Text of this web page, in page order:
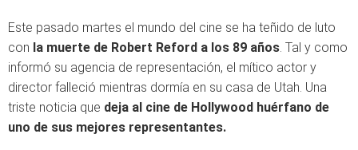
Este pasado martes el mundo del cine se ha teñido de luto
con la muerte de Robert Reford a los 89 años. Tal y como
informó su agencia de representación, el mítico actor y
director falleció mientras dormía en su casa de Utah. Una
triste noticia que deja al cine de Hollywood huérfano de
uno de sus mejores representantes.